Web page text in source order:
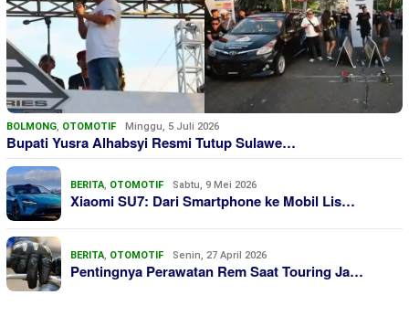
BOLMONG, OTOMOTIF Minggu, 5 Juli 2026
Bupati Yusra Alhabsyi Resmi Tutup Sulawe…
BERITA, OTOMOTIF Sabtu, 9 Mei 2026
Xiaomi SU7: Dari Smartphone ke Mobil Lis…
BERITA, OTOMOTIF Senin, 27 April 2026
Pentingnya Perawatan Rem Saat Touring Ja…